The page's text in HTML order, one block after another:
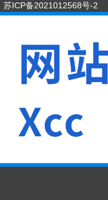
苏ICP备2021012568号-2